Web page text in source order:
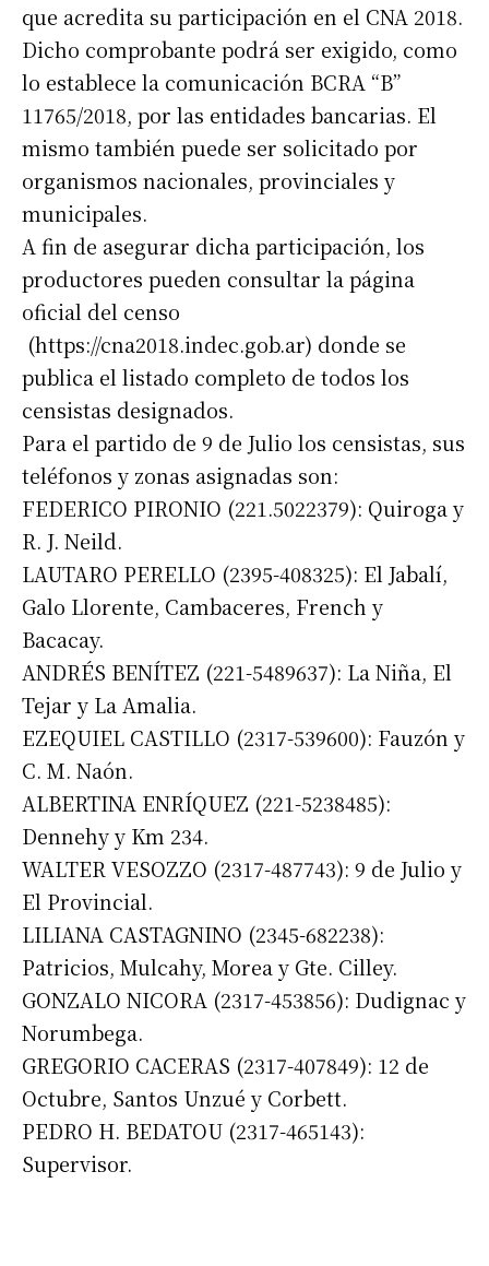
que acredita su participación en el CNA 2018.
Dicho comprobante podrá ser exigido, como
lo establece la comunicación BCRA “B”
11765/2018, por las entidades bancarias. El
mismo también puede ser solicitado por
organismos nacionales, provinciales y
municipales.
A fin de asegurar dicha participación, los
productores pueden consultar la página
oficial del censo
(https://cna2018.indec.gob.ar) donde se
publica el listado completo de todos los
censistas designados.
Para el partido de 9 de Julio los censistas, sus
teléfonos y zonas asignadas son:
FEDERICO PIRONIO (221.5022379): Quiroga y
R. J. Neild.
LAUTARO PERELLO (2395-408325): El Jabalí,
Galo Llorente, Cambaceres, French y
Bacacay.
ANDRÉS BENÍTEZ (221-5489637): La Niña, El
Tejar y La Amalia.
EZEQUIEL CASTILLO (2317-539600): Fauzón y
C. M. Naón.
ALBERTINA ENRÍQUEZ (221-5238485):
Dennehy y Km 234.
WALTER VESOZZO (2317-487743): 9 de Julio y
El Provincial.
LILIANA CASTAGNINO (2345-682238):
Patricios, Mulcahy, Morea y Gte. Cilley.
GONZALO NICORA (2317-453856): Dudignac y
Norumbega.
GREGORIO CACERAS (2317-407849): 12 de
Octubre, Santos Unzué y Corbett.
PEDRO H. BEDATOU (2317-465143):
Supervisor.